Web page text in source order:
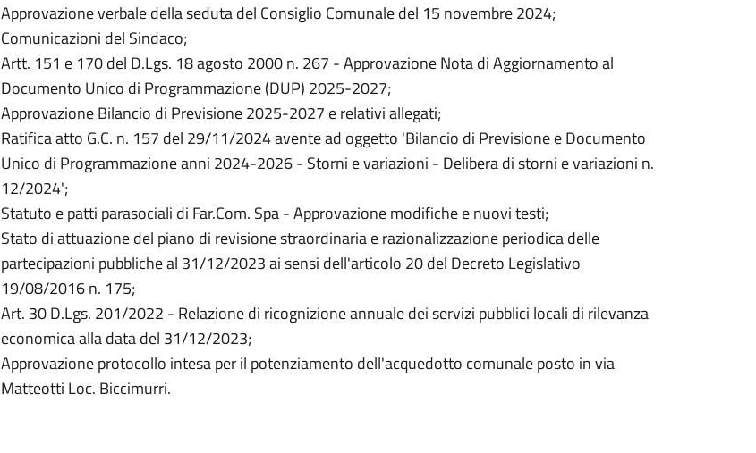
Approvazione verbale della seduta del Consiglio Comunale del 15 novembre 2024;
Comunicazioni del Sindaco;
Artt. 151 e 170 del D.Lgs. 18 agosto 2000 n. 267 - Approvazione Nota di Aggiornamento al
Documento Unico di Programmazione (DUP) 2025-2027;
Approvazione Bilancio di Previsione 2025-2027 e relativi allegati;
Ratifica atto G.C. n. 157 del 29/11/2024 avente ad oggetto 'Bilancio di Previsione e Documento
Unico di Programmazione anni 2024-2026 - Storni e variazioni - Delibera di storni e variazioni n.
12/2024';
Statuto e patti parasociali di Far.Com. Spa - Approvazione modifiche e nuovi testi;
Stato di attuazione del piano di revisione straordinaria e razionalizzazione periodica delle
partecipazioni pubbliche al 31/12/2023 ai sensi dell'articolo 20 del Decreto Legislativo
19/08/2016 n. 175;
Art. 30 D.Lgs. 201/2022 - Relazione di ricognizione annuale dei servizi pubblici locali di rilevanza
economica alla data del 31/12/2023;
Approvazione protocollo intesa per il potenziamento dell'acquedotto comunale posto in via
Matteotti Loc. Biccimurri.